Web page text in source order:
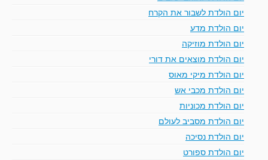
יום הולדת לשבור את הקרח
יום הולדת מדע
יום הולדת מוזיקה
יום הולדת מוצאים את דורי
יום הולדת מיקי מאוס
יום הולדת מכבי אש
יום הולדת מכוניות
יום הולדת מסביב לעולם
יום הולדת נסיכה
יום הולדת ספורט